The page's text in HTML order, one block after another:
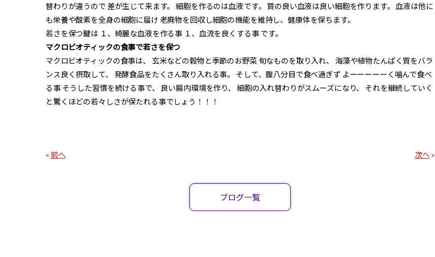
替わりが違うので 差が生じて来ます。 細胞を作るのは血液です。 質の良い血液は良い細胞を作ります。 血液は他に
も栄養や酸素を全身の細胞に届け 老廃物を回収し細胞の機能を維持し、健康体を保ちます。
若さを保つ鍵は １、綺麗な血液を作る事 １、血流を良くする事 です。
マクロビオティックの食事で若さを保つ
マクロビオティックの食事は、 玄米などの穀物と季節のお野菜 旬なものを取り入れ、 海藻や植物たんぱく質をバラ
ンス良く摂取して、 発酵食品をたくさん取り入れる事。 そして、腹八分目で食べ過ぎず よーーーーーく噛んで食べ
る事 そうした習慣を続ける事で、 良い腸内環境を作り、 細胞の入れ替わりがスムーズになり、 それを継続していく
と驚くほどの若々しさが保たれる事でしょう！！！
«前へ 次へ»
ブログ一覧